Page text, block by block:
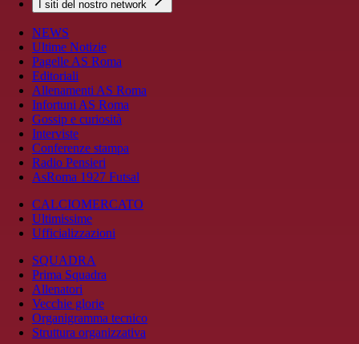
I siti del nostro network
NEWS
Ultime Notizie
Pagelle AS Roma
Editoriali
Allenamenti AS Roma
Infortuni AS Roma
Gossip e curiosità
Interviste
Conferenze stampa
Radio Pensieri
AsRoma 1927 Futsal
CALCIOMERCATO
Ultimissime
Ufficializzazioni
SQUADRA
Prima Squadra
Allenatori
Vecchie glorie
Organigramma tecnico
Struttura organizzativa